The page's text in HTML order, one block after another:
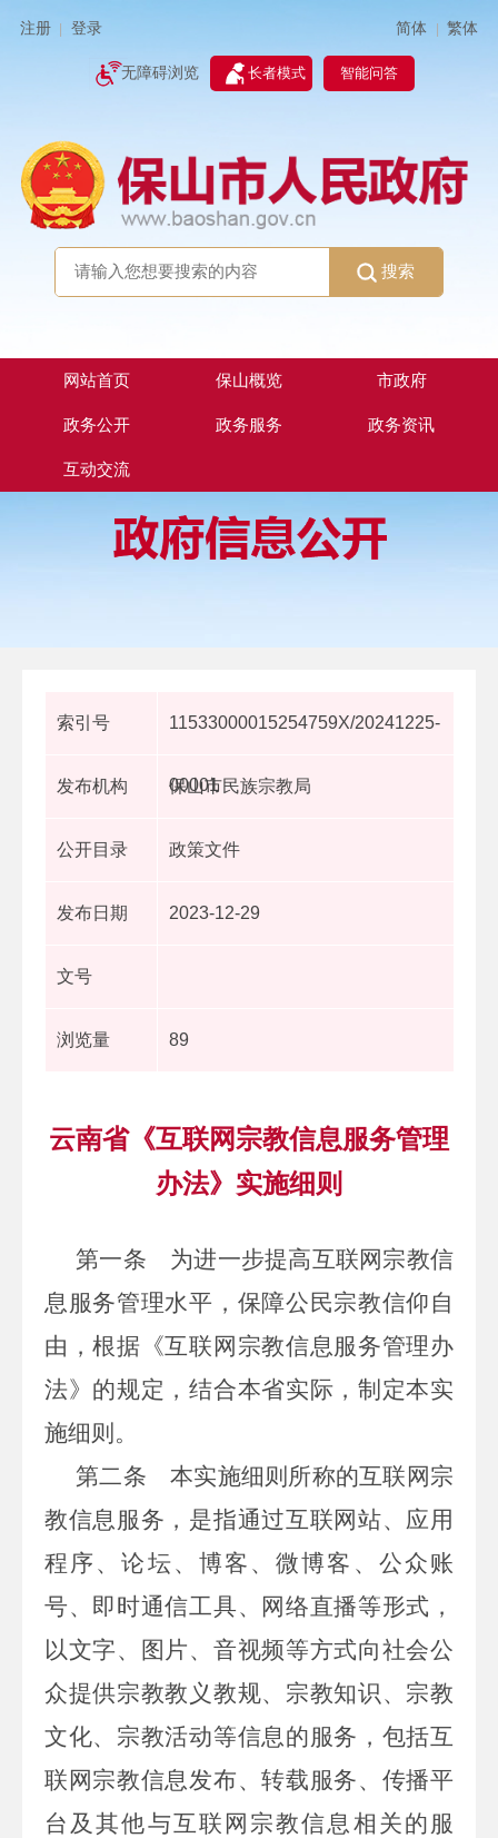
注册 登录 简体 | 繁体
无障碍浏览 长者模式 智能问答
搜索
网站首页 保山概览 市政府
政务公开 政务服务 政务资讯
互动交流
索引号 11533000015254759X/20241225-
00001
发布机构 保山市民族宗教局
公开目录 政策文件
发布日期 2023-12-29
文号
浏览量 89
云南省《互联网宗教信息服务管理
办法》实施细则
第一条 为进一步提高互联网宗教信
息服务管理水平，保障公民宗教信仰自
由，根据《互联网宗教信息服务管理办
法》的规定，结合本省实际，制定本实
施细则。
第二条 本实施细则所称的互联网宗
教信息服务，是指通过互联网站、应用
程序、论坛、博客、微博客、公众账
号、即时通信工具、网络直播等形式，
以文字、图片、音视频等方式向社会公
众提供宗教教义教规、宗教知识、宗教
文化、宗教活动等信息的服务，包括互
联网宗教信息发布、转载服务、传播平
台及其他与互联网宗教信息相关的服